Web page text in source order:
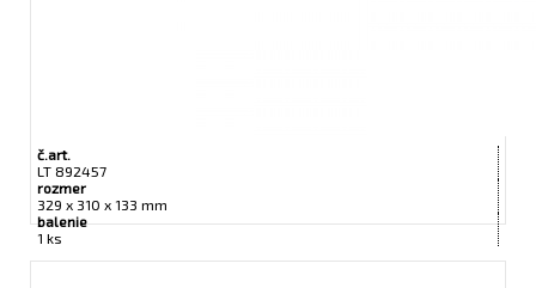
č.art.
LT 892457
rozmer
329 x 310 x 133 mm
balenie
1 ks